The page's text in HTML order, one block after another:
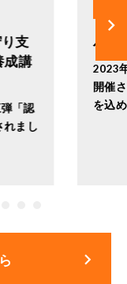
♡
二弾が
気持ち
催
keyboard_arrow_right
keyboard_arrow_right